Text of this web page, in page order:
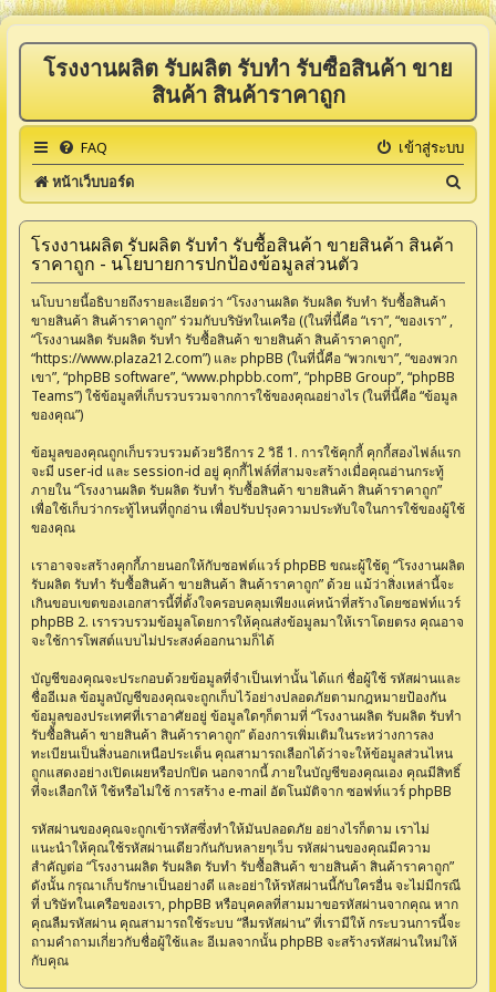
โรงงานผลิต รับผลิต รับทำ รับซื้อสินค้า ขาย
สินค้า สินค้าราคาถูก
FAQ
เข้าสู่ระบบ
หน้าเว็บบอร์ด
น
โรงงานผลิต รับผลิต รับทำ รับซื้อสินค้า ขายสินค้า สินค้า
ราคาถูก - นโยบายการปกป้องข้อมูลส่วนตัว
นโบบายนี้อธิบายถึงรายละเอียดว่า “โรงงานผลิต รับผลิต รับทำ รับซื้อสินค้า
ขายสินค้า สินค้าราคาถูก” ร่วมกับบริษัทในเครือ ((ในที่นี้คือ “เรา”, “ของเรา” ,
“โรงงานผลิต รับผลิต รับทำ รับซื้อสินค้า ขายสินค้า สินค้าราคาถูก”,
“https://www.plaza212.com”) และ phpBB (ในที่นี้คือ “พวกเขา”, “ของพวก
เขา”, “phpBB software”, “www.phpbb.com”, “phpBB Group”, “phpBB
Teams”) ใช้ข้อมูลที่เก็บรวบรวมจากการใช้ของคุณอย่างไร (ในที่นี้คือ “ข้อมูล
ของคุณ”)
ข้อมูลของคุณถูกเก็บรวบรวมด้วยวิธีการ 2 วิธี 1. การใช้คุกกี้ คุกกี้สองไฟล์แรก
จะมี user-id และ session-id อยู่ คุกกี้ไฟล์ที่สามจะสร้างเมื่อคุณอ่านกระทู้
ภายใน “โรงงานผลิต รับผลิต รับทำ รับซื้อสินค้า ขายสินค้า สินค้าราคาถูก”
เพื่อใช้เก็บว่ากระทู้ไหนที่ถูกอ่าน เพื่อปรับปรุงความประทับใจในการใช้ของผู้ใช้
ของคุณ
เราอาจจะสร้างคุกกี้ภายนอกให้กับซอฟต์แวร์ phpBB ขณะผู้ใช้ดู “โรงงานผลิต
รับผลิต รับทำ รับซื้อสินค้า ขายสินค้า สินค้าราคาถูก” ด้วย แม้ว่าสิ่งเหล่านี้จะ
เกินขอบเขตของเอกสารนี้ที่ตั้งใจครอบคลุมเพียงแค่หน้าที่สร้างโดยซอฟท์แวร์
phpBB 2. เรารวบรวมข้อมูลโดยการให้คุณส่งข้อมูลมาให้เราโดยตรง คุณอาจ
จะใช้การโพสต์แบบไม่ประสงค์ออกนามก็ได้
บัญชีของคุณจะประกอบด้วยข้อมูลที่จำเป็นเท่านั้น ได้แก่ ชื่อผู้ใช้ รหัสผ่านและ
ชื่ออีเมล ข้อมูลบัญชีของคุณจะถูกเก็บไว้อย่างปลอดภัยตามกฎหมายป้องกัน
ข้อมูลของประเทศที่เราอาศัยอยู่ ข้อมูลใดๆก็ตามที่ “โรงงานผลิต รับผลิต รับทำ
รับซื้อสินค้า ขายสินค้า สินค้าราคาถูก” ต้องการเพิ่มเติมในระหว่างการลง
ทะเบียนเป็นสิ่งนอกเหนือประเด็น คุณสามารถเลือกได้ว่าจะให้ข้อมูลส่วนไหน
ถูกแสดงอย่างเปิดเผยหรือปกปิด นอกจากนี้ ภายในบัญชีของคุณเอง คุณมีสิทธิ์
ที่จะเลือกให้ ใช้หรือไม่ใช้ การสร้าง e-mail อัตโนมัติจาก ซอฟท์แวร์ phpBB
รหัสผ่านของคุณจะถูกเข้ารหัสซึ่งทำให้มันปลอดภัย อย่างไรก็ตาม เราไม่
แนะนำให้คุณใช้รหัสผ่านเดียวกันกับหลายๆเว็บ รหัสผ่านของคุณมีความ
สำคัญต่อ “โรงงานผลิต รับผลิต รับทำ รับซื้อสินค้า ขายสินค้า สินค้าราคาถูก”
ดังนั้น กรุณาเก็บรักษาเป็นอย่างดี และอย่าให้รหัสผ่านนี้กับใครอื่น จะไม่มีกรณี
ที่ บริษัทในเครือของเรา, phpBB หรือบุคคลที่สามมาขอรหัสผ่านจากคุณ หาก
คุณลืมรหัสผ่าน คุณสามารถใช้ระบบ “ลืมรหัสผ่าน” ที่เรามีให้ กระบวนการนี้จะ
ถามคำถามเกี่ยวกับชื่อผู้ใช้และ อีเมลจากนั้น phpBB จะสร้างรหัสผ่านใหม่ให้
กับคุณ